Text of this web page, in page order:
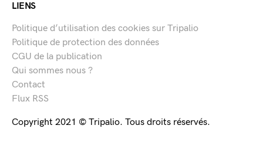
LIENS
Politique d’utilisation des cookies sur Tripalio
Politique de protection des données
CGU de la publication
Qui sommes nous ?
Contact
Flux RSS
Copyright 2021 © Tripalio. Tous droits réservés.